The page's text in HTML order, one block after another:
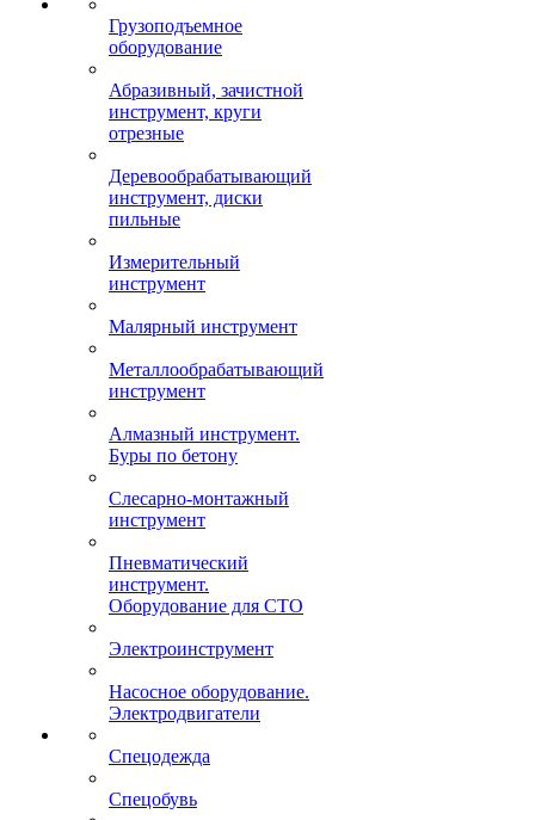
Грузоподъемное
оборудование
Абразивный, зачистной
инструмент, круги
отрезные
Деревообрабатывающий
инструмент, диски
пильные
Измерительный
инструмент
Малярный инструмент
Металлообрабатывающий
инструмент
Алмазный инструмент.
Буры по бетону
Слесарно-монтажный
инструмент
Пневматический
инструмент.
Оборудование для СТО
Электроинструмент
Насосное оборудование.
Электродвигатели
Спецодежда
Спецобувь